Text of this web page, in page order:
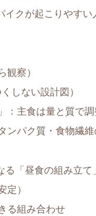
イクが起こりやすい
観察）
しない設計図）
：主食は量と質で
パク質・食物繊維
「昼食の組み立て
定）
る組み合わせ